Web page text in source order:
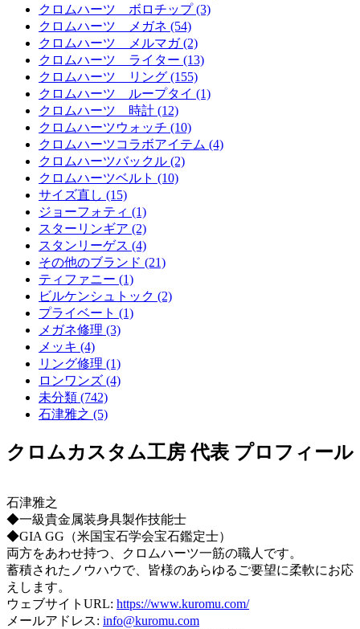
クロムハーツ ボロチップ (3)
クロムハーツ メガネ (54)
クロムハーツ メルマガ (2)
クロムハーツ ライター (13)
クロムハーツ リング (155)
クロムハーツ ループタイ (1)
クロムハーツ 時計 (12)
クロムハーツウォッチ (10)
クロムハーツコラボアイテム (4)
クロムハーツバックル (2)
クロムハーツベルト (10)
サイズ直し (15)
ジョーフォティ (1)
スターリンギア (2)
スタンリーゲス (4)
その他のブランド (21)
ティファニー (1)
ビルケンシュトック (2)
プライベート (1)
メガネ修理 (3)
メッキ (4)
リング修理 (1)
ロンワンズ (4)
未分類 (742)
石津雅之 (5)
クロムカスタム工房 代表 プロフィール
石津雅之
◆一級貴金属装身具製作技能士
◆GIA GG（米国宝石学会宝石鑑定士）
両方をあわせ持つ、クロムハーツ一筋の職人です。
蓄積されたノウハウで、皆様のあらゆるご要望に柔軟にお応
えします。
ウェブサイトURL: https://www.kuromu.com/
メールアドレス: info@kuromu.com